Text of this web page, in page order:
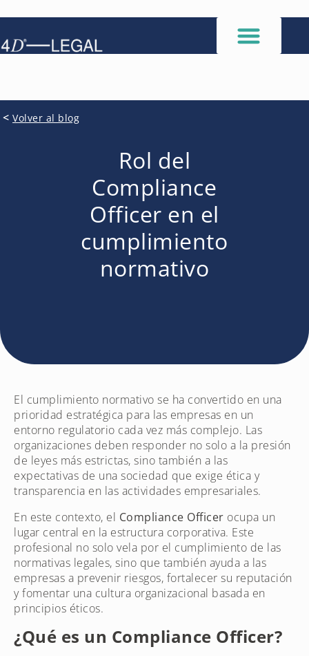
< Volver al blog
Rol del
Compliance
Officer en el
cumplimiento
normativo
El cumplimiento normativo se ha convertido en una
prioridad estratégica para las empresas en un
entorno regulatorio cada vez más complejo. Las
organizaciones deben responder no solo a la presión
de leyes más estrictas, sino también a las
expectativas de una sociedad que exige ética y
transparencia en las actividades empresariales.
En este contexto, el Compliance Officer ocupa un
lugar central en la estructura corporativa. Este
profesional no solo vela por el cumplimiento de las
normativas legales, sino que también ayuda a las
empresas a prevenir riesgos, fortalecer su reputación
y fomentar una cultura organizacional basada en
principios éticos.
¿Qué es un Compliance Officer?